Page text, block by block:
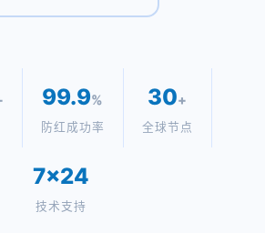
99.9%
防红成功率
30+
全球节点
7×24
技术支持